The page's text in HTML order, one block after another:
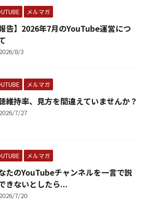
メルマガ
報告】2026年7月のYouTube運営につ
8/3
メルマガ
維持率、見方を間違えていませんか？
7/27
メルマガ
たのYouTubeチャンネルを一言で説
きないとしたら...
7/20